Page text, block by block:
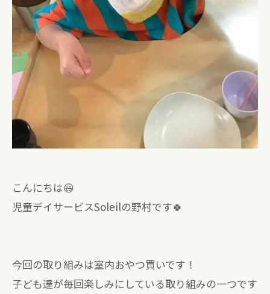
こんにちは😃
児童デイサービスSoleilの野村です🍀
今回の取り組みは室内おやつ買いです！
子ども達が毎回楽しみにしている取り組みの一つです